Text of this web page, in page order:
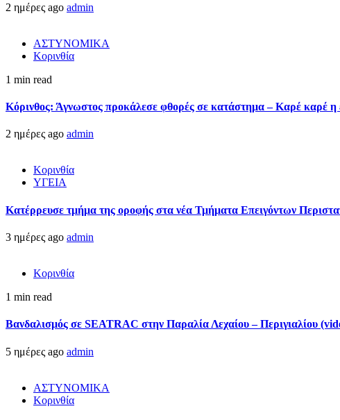
2 ημέρες ago admin
ΑΣΤΥΝΟΜΙΚΑ
Κορινθία
1 min read
Κόρινθος: Άγνωστος προκάλεσε φθορές σε κατάστημα – Καρέ καρέ
2 ημέρες ago admin
Κορινθία
ΥΓΕΙΑ
Kατέρρευσε τμήμα της οροφής στα νέα Τμήματα Επειγόντων
3 ημέρες ago admin
Κορινθία
1 min read
Βανδαλισμός σε SEATRAC στην Παραλία Λεχαίου – Περιγιαλίου
5 ημέρες ago admin
ΑΣΤΥΝΟΜΙΚΑ
Κορινθία